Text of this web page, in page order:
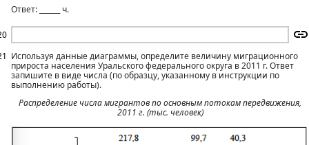
Ответ: ______ ч.
Используя данные диаграммы, определите величину миграционного
прироста населения Уральского федерального округа в 2011 г. Ответ
запишите в виде числа (по образцу, указанному в инструкции по
выполнению работы).
Распределение числа мигрантов по основным потокам передвижения,
2011 г. (тыс. человек)